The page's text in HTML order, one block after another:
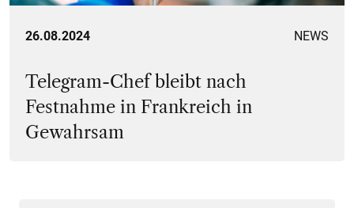
26.08.2024 NEWS
Telegram-Chef bleibt nach
Festnahme in Frankreich in
Gewahrsam